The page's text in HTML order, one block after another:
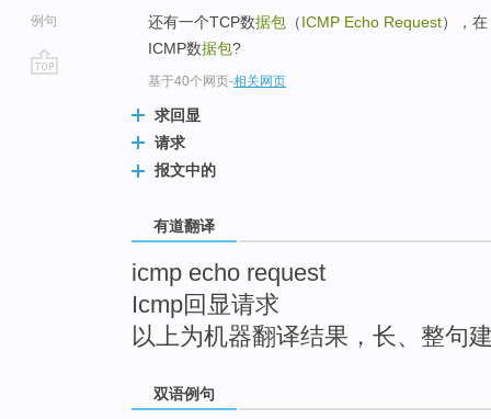
例句
还有一个TCP数据包 （ICMP Echo Request），
ICMP数据包?
基于40个网页-相关网页
求回显
请求
报文中的
有道翻译
icmp echo request
Icmp回显请求
以上为机器翻译结果，长、整句
双语例句